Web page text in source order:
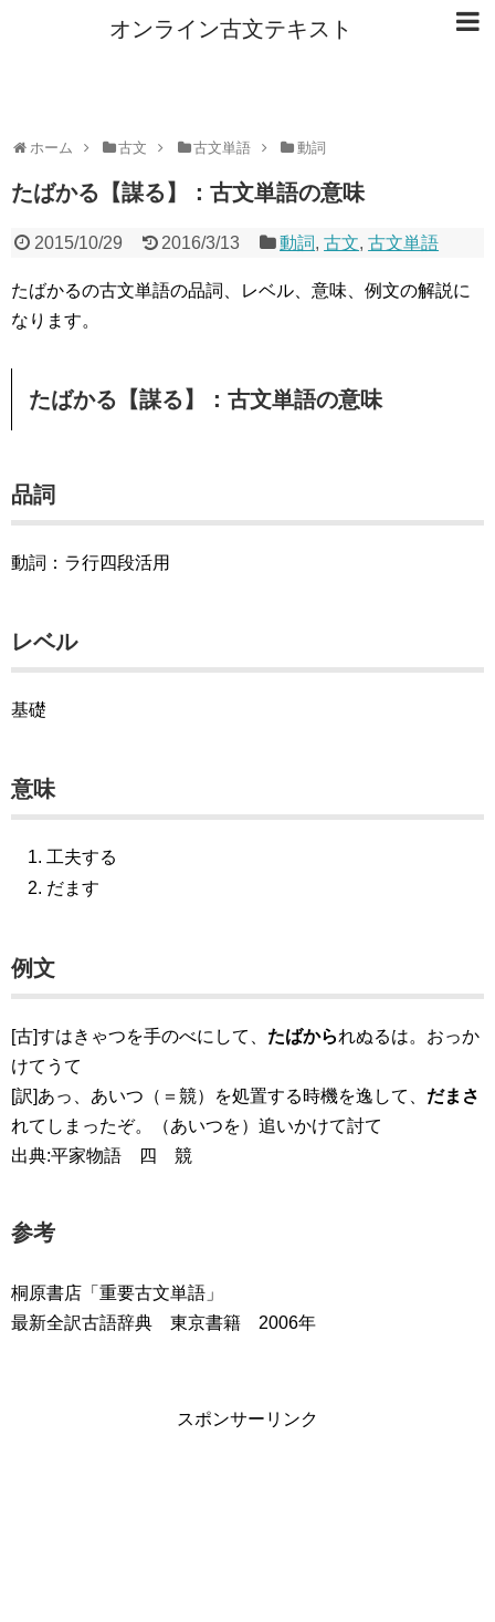
オンライン古文テキスト
ホーム 古文 古文単語 動詞
たばかる【謀る】：古文単語の意味
2015/10/29 2016/3/13 動詞,古文,古文単語
たばかるの古文単語の品詞、レベル、意味、例文の解説に
なります。
たばかる【謀る】：古文単語の意味
品詞
動詞：ラ行四段活用
レベル
基礎
意味
工夫する
だます
例文
[古]すはきゃつを手のべにして、 たばかられぬるは。おっか
けてうて
[訳]あっ、あいつ（＝競）を処置する時機を逸して、 だまさ
れてしまったぞ。（あいつを）追いかけて討て
出典:平家物語 四 競
参考
桐原書店「重要古文単語」
最新全訳古語辞典 東京書籍 2006年
スポンサーリンク